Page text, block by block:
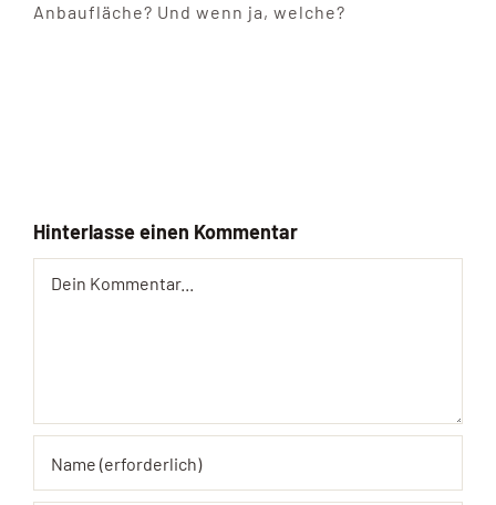
Anbaufläche? Und wenn ja, welche?
Hinterlasse einen Kommentar